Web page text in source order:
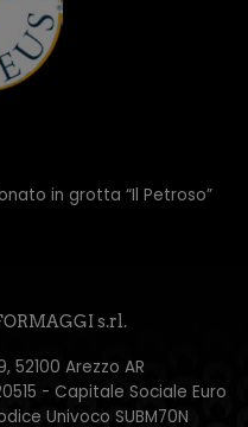
in grotta “Il Petroso”
s.rl.
52100 Arezzo AR
- Capitale Sociale Euro
Univoco SUBM70N